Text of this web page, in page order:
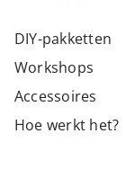
DIY-pakketten
Workshops
Accessoires
Hoe werkt het?